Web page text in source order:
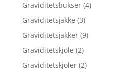
Graviditetsbukser (4)
Graviditetsjakke (3)
Graviditetsjakker (9)
Graviditetskjole (2)
Graviditetskjoler (2)